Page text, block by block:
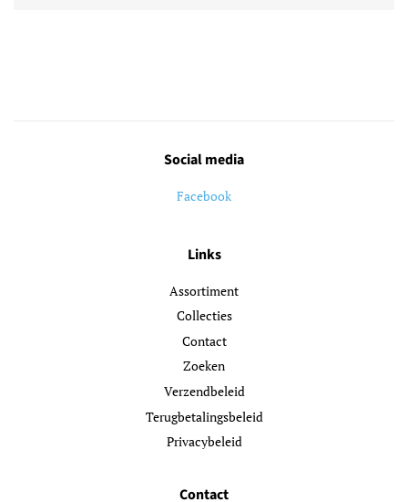
Social media
Facebook
Links
Assortiment
Collecties
Contact
Zoeken
Verzendbeleid
Terugbetalingsbeleid
Privacybeleid
Contact